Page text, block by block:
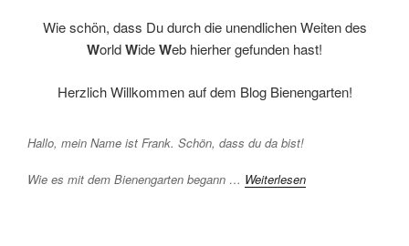
Wie schön, dass Du durch die unendlichen Weiten des
WorldWideWeb hierher gefunden hast!
Herzlich Willkommen auf dem Blog Bienengarten!
Hallo, mein Name ist Frank. Schön, dass du da bist!
Wie es mit dem Bienengarten begann … Weiterlesen